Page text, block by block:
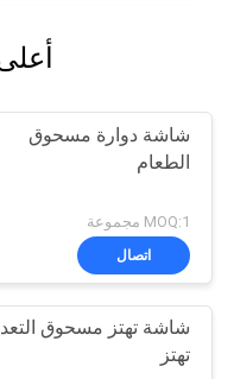
شاشة دوارة مسحوق
الطعام
MOQ:1 مجموعة
اتصال
شاشة تهتز مسحوق
تهتز